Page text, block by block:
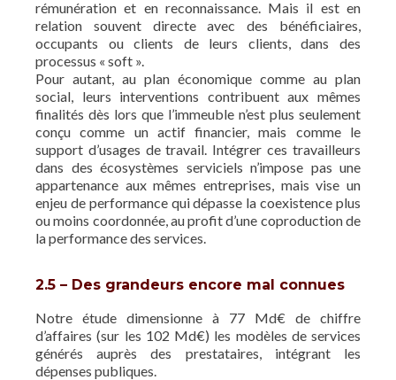
rémunération et en reconnaissance. Mais il est en
relation souvent directe avec des bénéficiaires,
occupants ou clients de leurs clients, dans des
processus « soft ».
Pour autant, au plan économique comme au plan
social, leurs interventions contribuent aux mêmes
finalités dès lors que l’immeuble n’est plus seulement
conçu comme un actif financier, mais comme le
support d’usages de travail. Intégrer ces travailleurs
dans des écosystèmes serviciels n’impose pas une
appartenance aux mêmes entreprises, mais vise un
enjeu de performance qui dépasse la coexistence plus
ou moins coordonnée, au profit d’une coproduction de
la performance des services.
2.5 – Des grandeurs encore mal connues
Notre étude dimensionne à 77 Md€ de chiffre
d’affaires (sur les 102 Md€) les modèles de services
générés auprès des prestataires, intégrant les
dépenses publiques.